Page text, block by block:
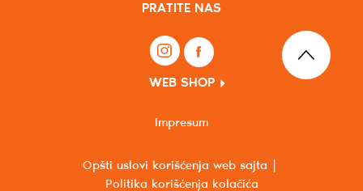
PRATITE NAS
WEB SHOP
Opšti uslovi korišćenja web sajta
Politika korišćenja kolačića
Impresum